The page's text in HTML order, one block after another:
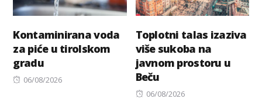
Kontaminirana voda
za piće u tirolskom
gradu
Posted
06/08/2026
Toplotni talas izaziva
više sukoba na
javnom prostoru u
Beču
Posted
06/08/2026